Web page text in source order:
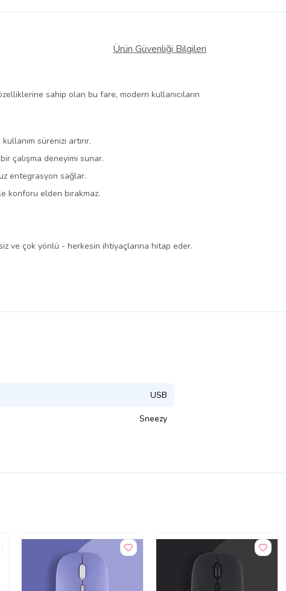
Ürün Güvenliği Bilgileri
sahip olan bu fare, modern kullanıcıların
sürenizi artırır.
çalışma deneyimi sunar.
entegrasyon sağlar.
konforu elden bırakmaz.
ve çok yönlü - herkesin ihtiyaçlarına hitap eder.
USB
Sneezy